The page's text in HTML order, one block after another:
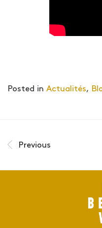
Posted in Actualités,
Previous